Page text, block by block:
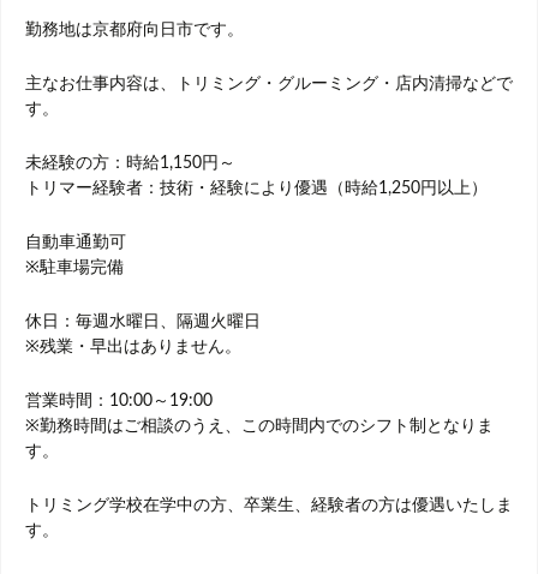
勤務地は京都府向日市です。
主なお仕事内容は、トリミング・グルーミング・店内清掃などで
す。
未経験の方：時給1,150円～
トリマー経験者：技術・経験により優遇（時給1,250円以上）
自動車通勤可
※駐車場完備
休日：毎週水曜日、隔週火曜日
※残業・早出はありません。
営業時間：10:00～19:00
※勤務時間はご相談のうえ、この時間内でのシフト制となりま
す。
トリミング学校在学中の方、卒業生、経験者の方は優遇いたしま
す。